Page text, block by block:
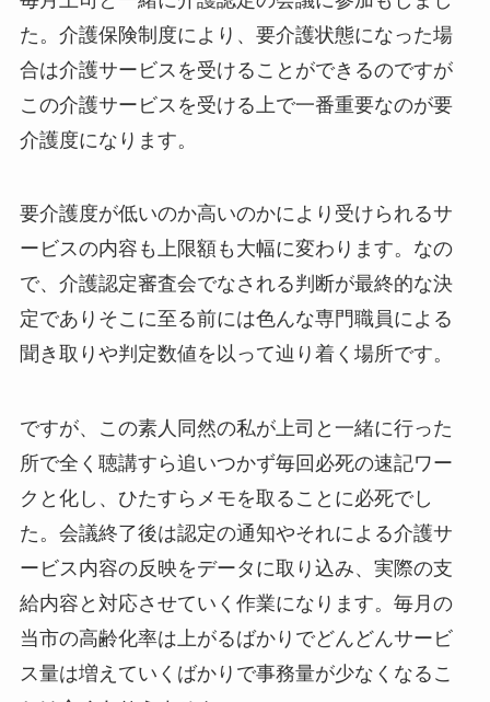
た。介護保険制度により、要介護状態になった場
合は介護サービスを受けることができるのですが
この介護サービスを受ける上で一番重要なのが要
介護度になります。
要介護度が低いのか高いのかにより受けられるサ
ービスの内容も上限額も大幅に変わります。なの
で、介護認定審査会でなされる判断が最終的な決
定でありそこに至る前には色んな専門職員による
聞き取りや判定数値を以って辿り着く場所です。
ですが、この素人同然の私が上司と一緒に行った
所で全く聴講すら追いつかず毎回必死の速記ワー
クと化し、ひたすらメモを取ることに必死でし
た。会議終了後は認定の通知やそれによる介護サ
ービス内容の反映をデータに取り込み、実際の支
給内容と対応させていく作業になります。毎月の
当市の高齢化率は上がるばかりでどんどんサービ
ス量は増えていくばかりで事務量が少なくなるこ